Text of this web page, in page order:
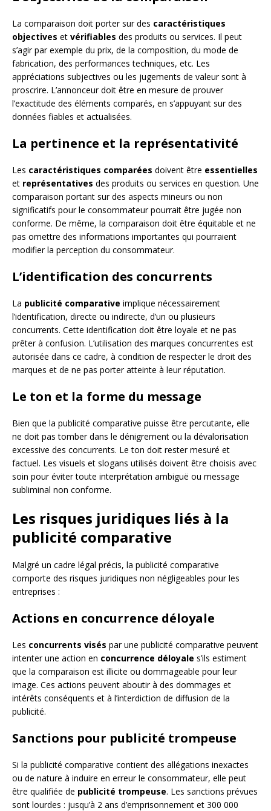
La comparaison doit porter sur des caractéristiques
objectives et vérifiables des produits ou services. Il peut
s’agir par exemple du prix, de la composition, du mode de
fabrication, des performances techniques, etc. Les
appréciations subjectives ou les jugements de valeur sont à
proscrire. L’annonceur doit être en mesure de prouver
l’exactitude des éléments comparés, en s’appuyant sur des
données fiables et actualisées.
La pertinence et la représentativité
Les caractéristiques comparées doivent être essentielles
et représentatives des produits ou services en question. Une
comparaison portant sur des aspects mineurs ou non
significatifs pour le consommateur pourrait être jugée non
conforme. De même, la comparaison doit être équitable et ne
pas omettre des informations importantes qui pourraient
modifier la perception du consommateur.
L’identification des concurrents
La publicité comparative implique nécessairement
l’identification, directe ou indirecte, d’un ou plusieurs
concurrents. Cette identification doit être loyale et ne pas
prêter à confusion. L’utilisation des marques concurrentes est
autorisée dans ce cadre, à condition de respecter le droit des
marques et de ne pas porter atteinte à leur réputation.
Le ton et la forme du message
Bien que la publicité comparative puisse être percutante, elle
ne doit pas tomber dans le dénigrement ou la dévalorisation
excessive des concurrents. Le ton doit rester mesuré et
factuel. Les visuels et slogans utilisés doivent être choisis avec
soin pour éviter toute interprétation ambiguë ou message
subliminal non conforme.
Les risques juridiques liés à la
publicité comparative
Malgré un cadre légal précis, la publicité comparative
comporte des risques juridiques non négligeables pour les
entreprises :
Actions en concurrence déloyale
Les concurrents visés par une publicité comparative peuvent
intenter une action en concurrence déloyale s’ils estiment
que la comparaison est illicite ou dommageable pour leur
image. Ces actions peuvent aboutir à des dommages et
intérêts conséquents et à l’interdiction de diffusion de la
publicité.
Sanctions pour publicité trompeuse
Si la publicité comparative contient des allégations inexactes
ou de nature à induire en erreur le consommateur, elle peut
être qualifiée de publicité trompeuse. Les sanctions prévues
sont lourdes : jusqu’à 2 ans d’emprisonnement et 300 000